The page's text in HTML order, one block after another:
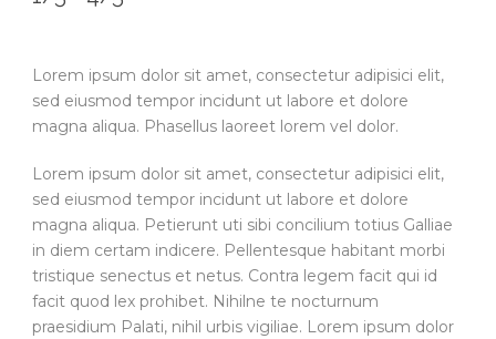
Lorem ipsum dolor sit amet, consectetur adipisici elit,
sed eiusmod tempor incidunt ut labore et dolore
magna aliqua. Phasellus laoreet lorem vel dolor.
Lorem ipsum dolor sit amet, consectetur adipisici elit,
sed eiusmod tempor incidunt ut labore et dolore
magna aliqua. Petierunt uti sibi concilium totius Galliae
in diem certam indicere. Pellentesque habitant morbi
tristique senectus et netus. Contra legem facit qui id
facit quod lex prohibet. Nihilne te nocturnum
praesidium Palati, nihil urbis vigiliae. Lorem ipsum dolor